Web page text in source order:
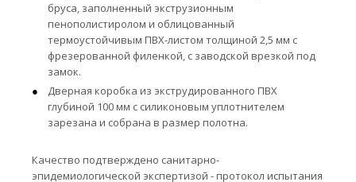
бруса, заполненный экструзионным
пенополистиролом и облицованный
термоустойчивым ПВХ-листом толщиной 2,5 мм с
фрезерованной филенкой, с заводской врезкой под
замок.
Дверная коробка из экструдированного ПВХ
глубиной 100 мм с силиконовым уплотнителем
зарезана и собрана в размер полотна.
Качество подтверждено санитарно-
эпидемиологической экспертизой - протокол испытания